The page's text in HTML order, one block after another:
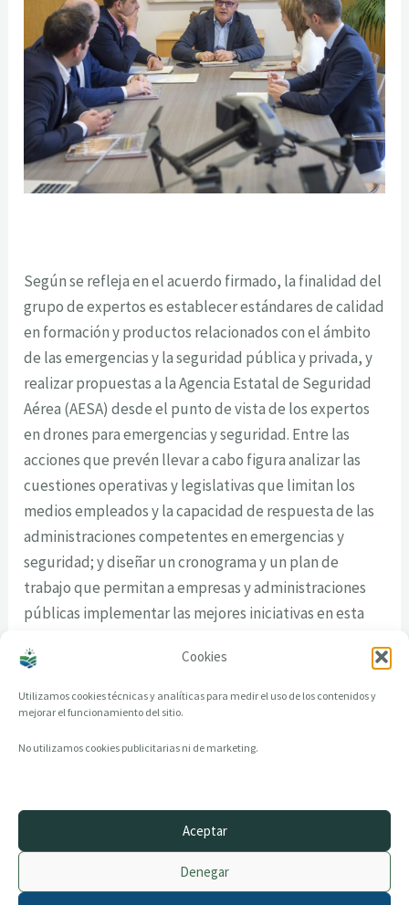
Cookies
Utilizamos cookies técnicas y analíticas para medir el uso de los contenidos y
mejorar el funcionamiento del sitio.
No utilizamos cookies publicitarias ni de marketing.
Aceptar
Denegar
Según se refleja en el acuerdo firmado, la finalidad del
grupo de expertos es establecer estándares de calidad
en formación y productos relacionados con el ámbito
de las emergencias y la seguridad pública y privada, y
realizar propuestas a la Agencia Estatal de Seguridad
Aérea (AESA) desde el punto de vista de los expertos
en drones para emergencias y seguridad. Entre las
acciones que prevén llevar a cabo figura analizar las
cuestiones operativas y legislativas que limitan los
medios empleados y la capacidad de respuesta de las
administraciones competentes en emergencias y
seguridad; y diseñar un cronograma y un plan de
trabajo que permitan a empresas y administraciones
públicas implementar las mejores iniciativas en esta
soluciones tecnológicas innovadoras.
© 2014–2026 creandotuprovincia.es · Todos los derechos reservados